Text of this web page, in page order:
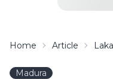
Home Article
Madura